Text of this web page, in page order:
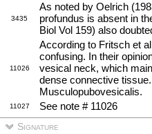
3435
As noted by Oelrich
profundus is absent in
Biol Vol 159) also
11026
According to Fritsch et
confusing. In their
vesical neck, which
dense connective
Musculopubovesicalis.
11027 See note # 11026
Signature